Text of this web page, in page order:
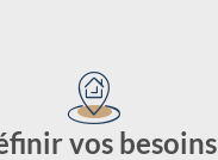
vos besoins